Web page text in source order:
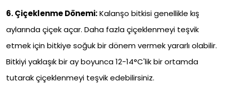
6. Çiçeklenme Dönemi:Kalanşo bitkisi genellikle kış
aylarında çiçek açar. Daha fazla çiçeklenmeyi teşvik
etmek için bitkiye soğuk bir dönem vermek yararlı olabilir.
Bitkiyi yaklaşık bir ay boyunca 12-14°C'lik bir ortamda
tutarak çiçeklenmeyi teşvik edebilirsiniz.